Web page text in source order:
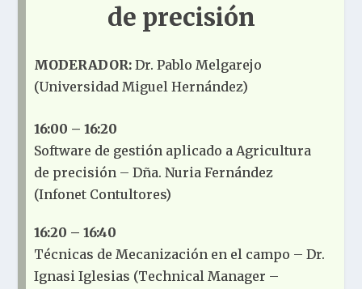
de precisión
MODERADOR:Dr. Pablo Melgarejo
(Universidad Miguel Hernández)
16:00 – 16:20
Software de gestión aplicado a Agricultura
de precisión – Dña. Nuria Fernández
(Infonet Contultores)
16:20 – 16:40
Técnicas de Mecanización en el campo – Dr.
Ignasi Iglesias (Technical Manager –